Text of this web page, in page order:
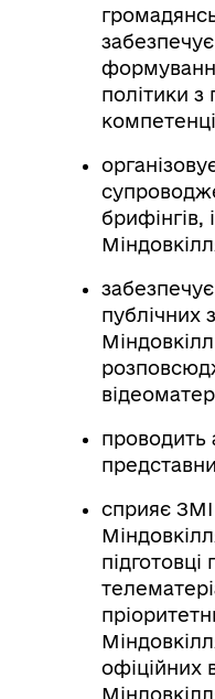
політики
брифінгів,
публічних
проводить
сприяє ЗМІ
підготовці
офіційних